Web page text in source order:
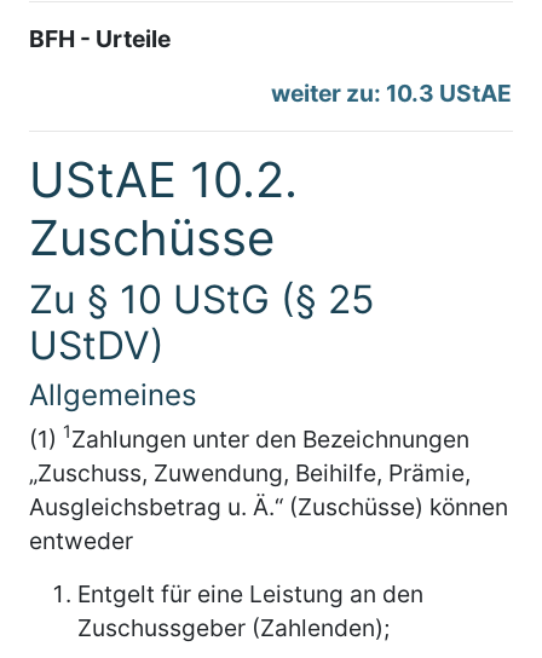
BFH - Urteile
weiter zu: 10.3 UStAE
UStAE 10.2.
Zuschüsse
Zu § 10 UStG (§ 25
UStDV)
Allgemeines
(1) 1Zahlungen unter den Bezeichnungen
„Zuschuss, Zuwendung, Beihilfe, Prämie,
Ausgleichsbetrag u. Ä.“ (Zuschüsse) können
entweder
Entgelt für eine Leistung an den
Zuschussgeber (Zahlenden);